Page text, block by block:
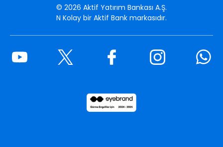
© 2026 Aktif Yatırım Bankası A.Ş.
N Kolay bir Aktif Bank markasıdır.
Youtube Twitter Facebook Instagram